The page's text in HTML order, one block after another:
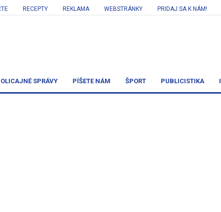
RECEPTY REKLAMA WEBSTRÁNKY PRIDAJ SA K NÁM!
SPRÁVY PÍŠETE NÁM ŠPORT PUBLICISTIKA